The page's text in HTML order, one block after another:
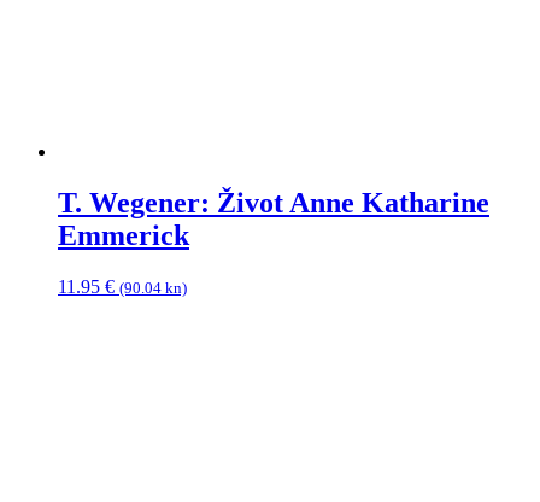
T. Wegener: Život Anne Katharine
Emmerick
11.95 € (90.04 kn)